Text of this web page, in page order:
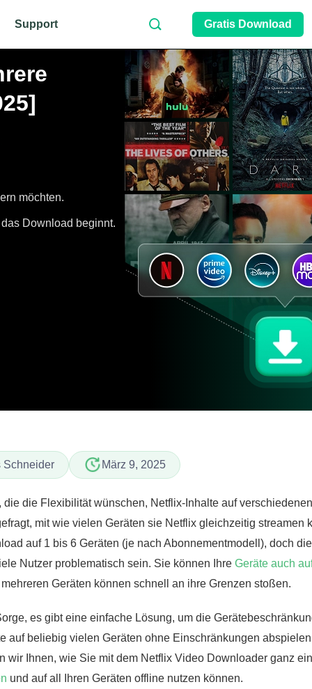
Support Gratis Download
möchten.
Download beginnt.
Schneider März 9, 2025
die die Flexibilität wünschen, Netflix-Inhalte auf
mit wie vielen Geräten sie Netflix gleichzeitig streamen
auf 1 bis 6 Geräten (je nach Abonnementmodell), doch
Nutzer problematisch sein. Sie können Ihre Geräte auch
Geräten können schnell an ihre Grenzen stoßen.
es gibt eine einfache Lösung, um die
auf beliebig vielen Geräten ohne Einschränkungen
wir Ihnen, wie Sie mit dem Netflix Video Downloader ganz
und auf all Ihren Geräten offline nutzen können.